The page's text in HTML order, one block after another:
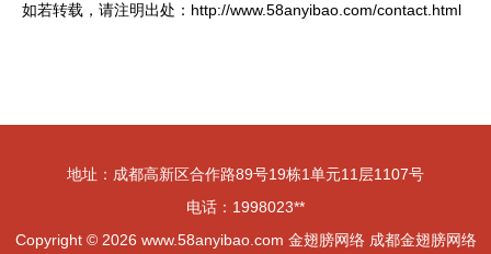
如若转载，请注明出处：http://www.58anyibao.com/contact.html
地址：成都高新区合作路89号19栋1单元11层1107号
电话：1998023**
Copyright © 2026 www.58anyibao.com 金翅膀网络 成都金翅膀网络